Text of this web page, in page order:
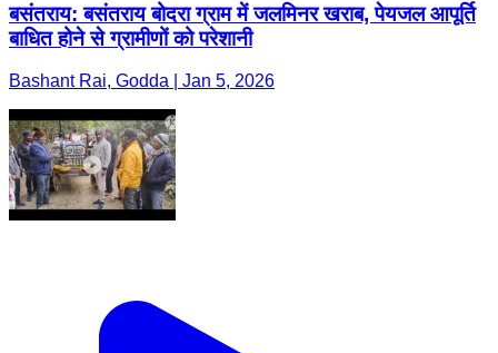
बसंतराय: बसंतराय बोदरा ग्राम में जलमिनर खराब, पेयजल आपूर्ति
बाधित होने से ग्रामीणों को परेशानी
Bashant Rai, Godda | Jan 5, 2026